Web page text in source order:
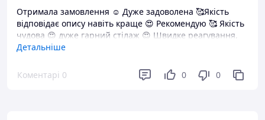
Отримала замовлення ☺️ Дуже задоволена 🥰Якість
відповідає опису навіть краще 😍 Рекомендую 🥰 Якість
чудова 😍 дуже гарний стілаж 😍 Швидке реагування,
відправка швидко ☺️Вічливий продавець ☺️ Щиро
Переваги
Детальніше
Коментарі 0 0 0